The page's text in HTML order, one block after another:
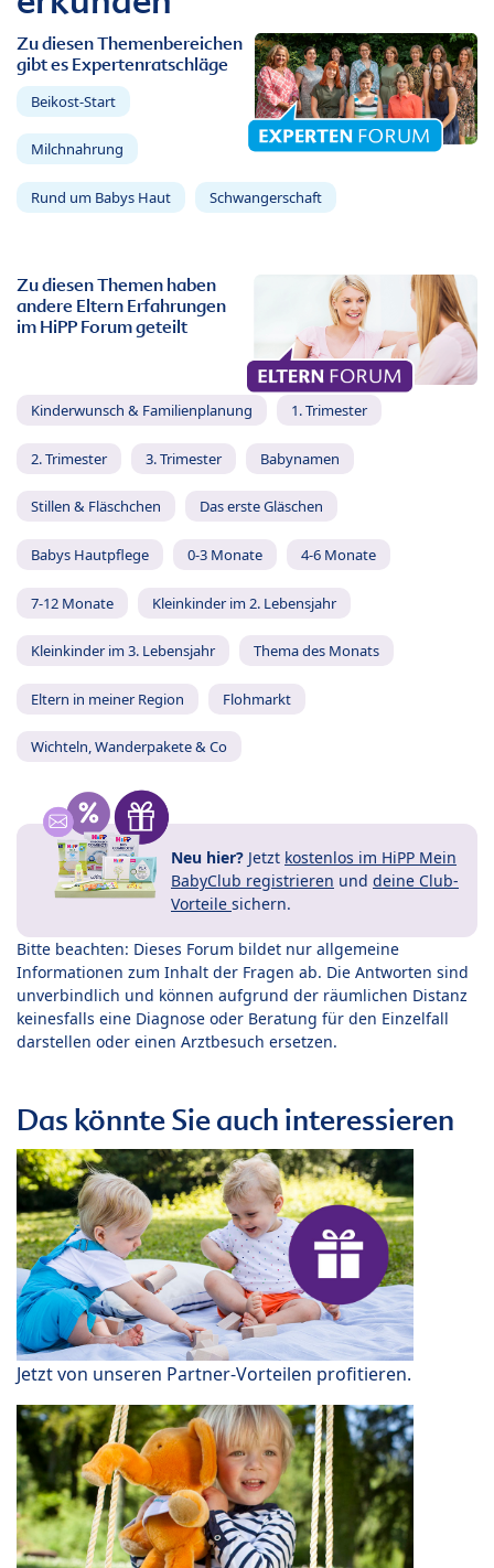
Zu diesen Themenbereichen
gibt es Expertenratschläge
Beikost-Start
Milchnahrung
Rund um Babys Haut Schwangerschaft
Zu diesen Themen haben
andere Eltern Erfahrungen
im HiPP Forum geteilt
Kinderwunsch & Familienplanung 1. Trimester
2. Trimester 3. Trimester Babynamen
Stillen & Fläschchen Das erste Gläschen
Babys Hautpflege 0-3 Monate 4-6 Monate
7-12 Monate Kleinkinder im 2. Lebensjahr
Kleinkinder im 3. Lebensjahr Thema des Monats
Eltern in meiner Region Flohmarkt
Wichteln, Wanderpakete & Co
Neu hier? Jetzt kostenlos im HiPP Mein
BabyClub registrieren und deine Club-
Vorteile sichern.
Bitte beachten: Dieses Forum bildet nur allgemeine
Informationen zum Inhalt der Fragen ab. Die Antworten sind
unverbindlich und können aufgrund der räumlichen Distanz
keinesfalls eine Diagnose oder Beratung für den Einzelfall
darstellen oder einen Arztbesuch ersetzen.
Das könnte Sie auch interessieren
Jetzt von unseren Partner-Vorteilen profitieren.